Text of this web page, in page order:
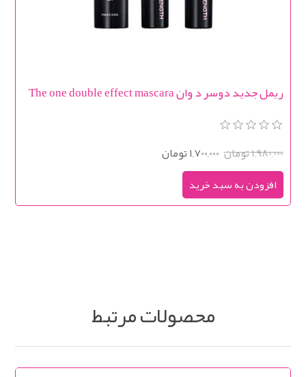
ریمل جدید دوسر د وان The one double effect mascara
1,980,000 تومان 1,700,000 تومان
محصولات مرتبط